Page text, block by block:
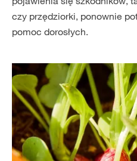
czy przędziorki, ponownie
pomoc dorosłych.